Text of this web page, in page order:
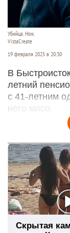
Убийца. Нож.
VistaCreate
19 февраля 2025 в 20:30
В
летний
с 41-летним
него мясо.
Скрытая